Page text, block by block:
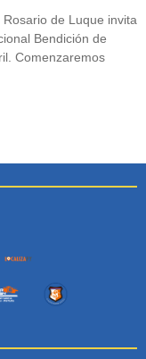
de Luque invita
Bendición de
Comenzaremos